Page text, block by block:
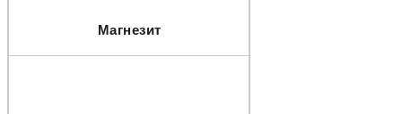
Магнезит